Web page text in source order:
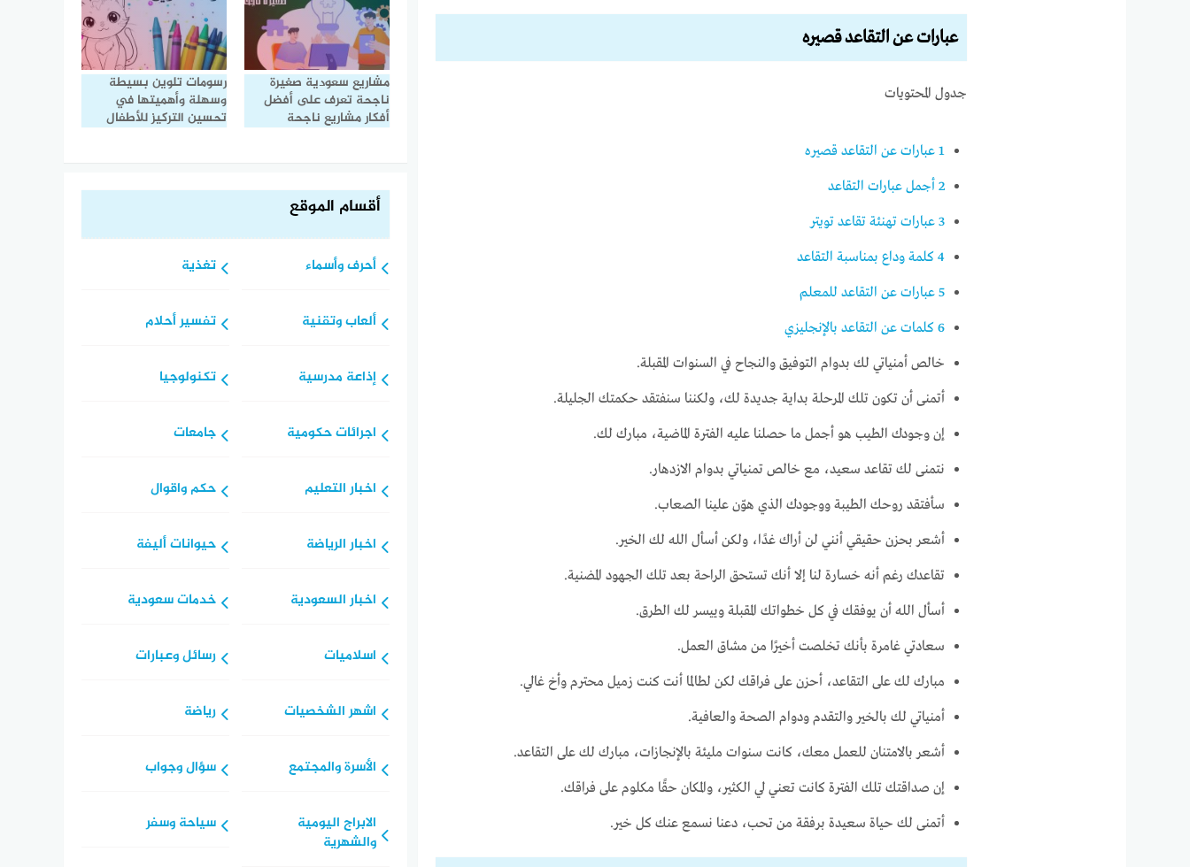
عبارات عن التقاعد قصيره
جدول المحتويات
1عبارات عن التقاعد قصيره
2أجمل عبارات التقاعد
3عبارات تهنئة تقاعد تويتر
4كلمة وداع بمناسبة التقاعد
5عبارات عن التقاعد للمعلم
6كلمات عن التقاعد بالإنجليزي
خالص أمنياتي لك بدوام التوفيق والنجاح في السنوات المقبلة.
أتمنى أن تكون تلك المرحلة بداية جديدة لك، ولكننا سنفتقد حكمتك الجليلة.
إن وجودك الطيب هو أجمل ما حصلنا عليه الفترة الماضية، مبارك لك.
نتمنى لك تقاعد سعيد، مع خالص تمنياتي بدوام الازدهار.
سأفتقد روحك الطيبة ووجودك الذي هوّن علينا الصعاب.
أشعر بحزن حقيقي أنني لن أراك غدًا، ولكن أسأل الله لك الخير.
تقاعدك رغم أنه خسارة لنا إلا أنك تستحق الراحة بعد تلك الجهود المضنية.
أسأل الله أن يوفقك في كل خطواتك المقبلة وييسر لك الطرق.
سعادتي غامرة بأنك تخلصت أخيرًا من مشاق العمل.
مبارك لك على التقاعد، أحزن على فراقك لكن لطالما أنت كنت زميل محترم وأخ غالي.
أمنياتي لك بالخير والتقدم ودوام الصحة والعافية.
أشعر بالامتنان للعمل معك، كانت سنوات مليئة بالإنجازات، مبارك لك على التقاعد.
إن صداقتك تلك الفترة كانت تعني لي الكثير، والمكان حقًا مكلوم على فراقك.
أتمنى لك حياة سعيدة برفقة من تحب، دعنا نسمع عنك كل خير.
مشاريع سعودية صغيرة
ناجحة تعرف على أفضل
أفكار مشاريع ناجحة
رسومات تلوين بسيطة
وسهلة وأهميتها في
تحسين التركيز للأطفال
أقسام الموقع
أحرف وأسماء
ألعاب وتقنية
إذاعة مدرسية
اجرائات حكومية
اخبار التعليم
اخبار الرياضة
اخبار السعودية
اسلاميات
اشهر الشخصيات
الأسرة والمجتمع
الابراج اليومية
والشهرية
تغذية
تفسير أحلام
تكنولوجيا
جامعات
حكم واقوال
حيوانات أليفة
خدمات سعودية
رسائل وعبارات
رياضة
سؤال وجواب
سياحة وسفر